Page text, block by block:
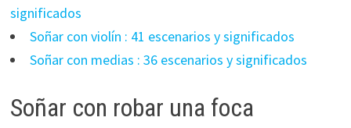
significados
Soñar con violín : 41 escenarios y significados
Soñar con medias : 36 escenarios y significados
Soñar con robar una foca